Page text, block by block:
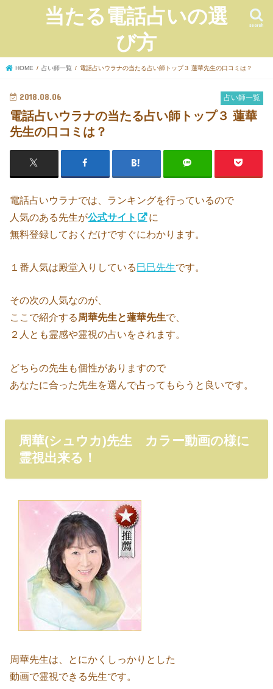
当たる電話占いの選
び方
search
HOME 占い師一覧 電話占いウラナの当たる占い師トップ３ 蓮華先生の口コミは？
占い師一覧
2018.08.06
電話占いウラナの当たる占い師トップ３ 蓮華
先生の口コミは？
電話占いウラナでは、ランキングを行っているので
人気のある先生が公式サイト
に
無料登録しておくだけですぐにわかります。
１番人気は殿堂入りしている巳巳先生です。
その次の人気なのが、
ここで紹介する 周華先生と蓮華先生で、
２人とも霊感や霊視の占いをされます。
どちらの先生も個性がありますので
あなたに合った先生を選んで占ってもらうと良いです。
周華(シュウカ)先生 カラー動画の様に
霊視出来る！
周華先生は、とにかくしっかりとした
動画で霊視できる先生です。